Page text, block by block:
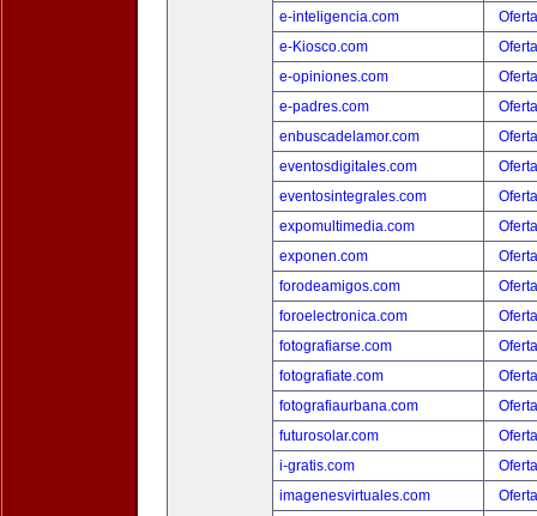
e-inteligencia.com
e-Kiosco.com
e-opiniones.com
e-padres.com
enbuscadelamor.com
eventosdigitales.com
eventosintegrales.com
expomultimedia.com
exponen.com
forodeamigos.com
foroelectronica.com
fotografiarse.com
fotografiate.com
fotografiaurbana.com
futurosolar.com
i-gratis.com
imagenesvirtuales.com